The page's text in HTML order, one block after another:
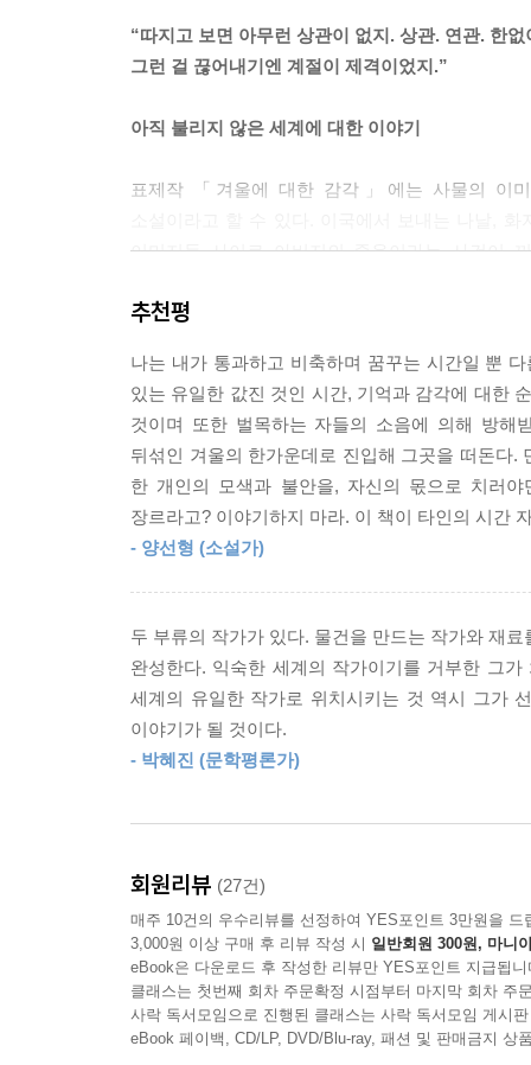
“(……) 이 이야기 전에 했던 것 같은데, 들어보세
무 큰 것도 문제지만 안 보이는 곳에서 천장까지
뒤로 다시 잠이 오질 않아요…….”
업에는 큰 영향을 끼치지 않는 도구를 훔치면 어
할 텐데, 그것으로 아무도 모를 나의 복수가 완성
--- p.59 「벌목에 대한 감각」 중에서
코펠에 라면을 끓여 먹고 잠에 들었는데 새벽에
가까워지면 철조망이 있고 접근금지구역이 외국
왔다가 잃어버렸어 농구를 할 때면 구경만 했어
볼이 불에 덴 것처럼 빨개질 정도로 맞았는데 아
만일 이곳에 내가 없거나 내가 없었거나 내가 없
근거림 불규칙한 조각들 무늬들 자신을 비울수록
어졌다. 시청으로 가는 길마다 바닥에서 꿈틀대는
속 이어질 것 같다고 생각했다. 침대 끝에 겨우 앉
--- p.80~81 「불안에 대한 감각」 중에서
돌아오면 좋겠다고 생각합니다. 내게도 수많은 장
--- p.93~94 「불안에 대한 감각」 중에서
“따지고 보면 아무런 상관이 없지. 상관. 연관. 한
그런 걸 끊어내기엔 계절이 제격이었지.”
아직 불리지 않은 세계에 대한 이야기
표제작 「겨울에 대한 감각」에는 사물의 이
이미지들 사이로 아버지의 죽음이라는 사건이
눈에 잠기는 자신의 모습을 상상한다. 화자는 눈송
따지고 보면 아무런 상관이 없지. 상관. 연관. 한
오래 머무르는 상상을 했다. 오래 머무른 것처럼
(「겨울에 대한 감각」, 21쪽)
「벌목에 대한 감각」의 화자는 산속 집에 살며
이유는, 자신이 자른 나무에 동료가 사망하는
벌목 작업이 시작된 것이다. 화자의 환청은 비단
있는 산속 집까지의 거리를 연상시키며 사건을 “공
새벽 같은 공기 속에서, 별안간 한 아이가 내 앞
떼면서, 불현듯 어떤 결심을 했는데, 이제 남은
것이라고, 하지만 그런 시도는 가능하지 않을 거
겪은 사고로 인해 인명 피해를 목격했다. 사고
이미지와 나란히 떠올린다. 이야기는 이야기로 이
“신뢰하지 않”는다. 이미지를 통해 관찰하며 “
안식처”(해설, 박혜진 평론가)다. 민병훈 작가의
너는 아무것도 모른다. 다시 물어보자. 뭐가 궁
추천평
나는 내가 통과하고 비축하며 꿈꾸는 시간일 뿐
있는 유일한 값진 것인 시간, 기억과 감각에 대한
것이며 또한 벌목하는 자들의 소음에 의해 방해
뒤섞인 겨울의 한가운데로 진입해 그곳을 떠돈다
한 개인의 모색과 불안을, 자신의 몫으로 치러
장르라고? 이야기하지 마라. 이 책이 타인의 시간
- 양선형 (소설가)
두 부류의 작가가 있다. 물건을 만드는 작가와 재
완성한다. 익숙한 세계의 작가이기를 거부한 그
세계의 유일한 작가로 위치시키는 것 역시 그가
이야기가 될 것이다.
- 박혜진 (문학평론가)
회원리뷰 (27건)
매주 10건의 우수리뷰를 선정하여 YES포인트 3만원을 드
3,000원 이상 구매 후 리뷰 작성 시 일반회원 300원, 마니
eBook은 다운로드 후 작성한 리뷰만 YES포인트 지급됩니
클래스는 첫번째 회차 주문확정 시점부터 마지막 회차 주
사락 독서모임으로 진행된 클래스는 사락 독서모임 게시
eBook 페이백, CD/LP, DVD/Blu-ray, 패션 및 판매금지 상